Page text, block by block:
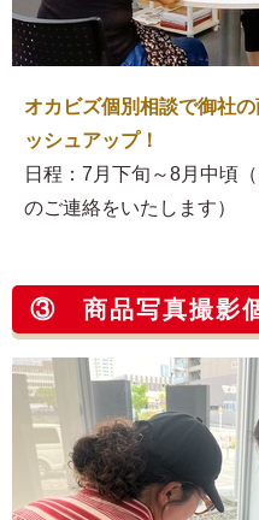
オカビズ個別相談で御社
ッシュアップ！
日程：7月下旬～8月中頃
のご連絡をいたします）
③ 商品写真撮影